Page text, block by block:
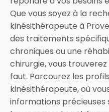
Que vous soyez à la
kinésithérapeute à
des traitements
chroniques ou une
chirurgie, vous
faut. Parcourez les
kinésithérapeute, où
informations précieuses